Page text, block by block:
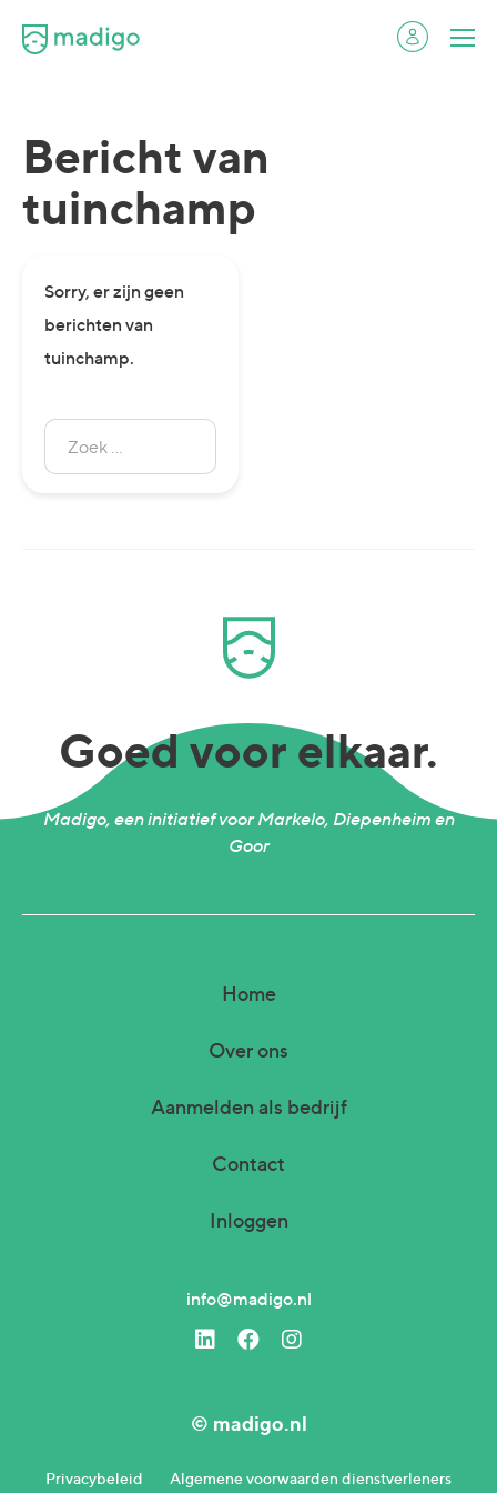
Bericht van
tuinchamp
Sorry, er zijn geen
berichten van
tuinchamp.
naar:
Goed voor elkaar.
Madigo, een initiatief voor Markelo, Diepenheim en
Goor
Home
Over ons
Aanmelden als bedrijf
Contact
Inloggen
info@madigo.nl
Privacybeleid Algemene voorwaarden dienstverleners
© madigo.nl